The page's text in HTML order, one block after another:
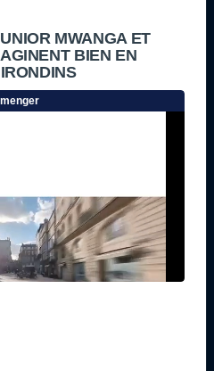
MWANGA ET
BIEN EN